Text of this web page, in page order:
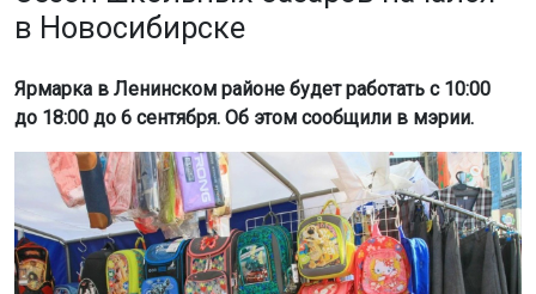
в Новосибирске
Ярмарка в Ленинском районе будет работать с 10:00
до 18:00 до 6 сентября. Об этом сообщили в мэрии.